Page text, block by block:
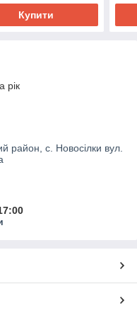
Купити
рік
район, с. Новосілки вул.